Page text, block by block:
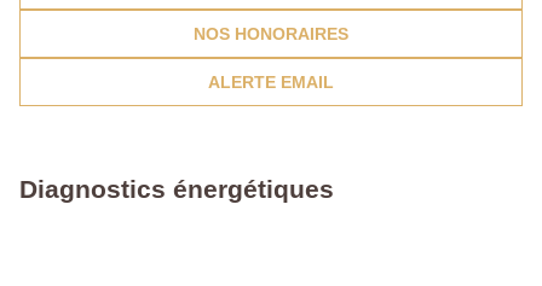
NOS HONORAIRES
ALERTE EMAIL
Diagnostics énergétiques